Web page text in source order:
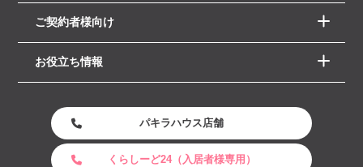
ご契約者様向け
お役立ち情報
パキラハウス店舗
くらしーど24（入居者様専用）